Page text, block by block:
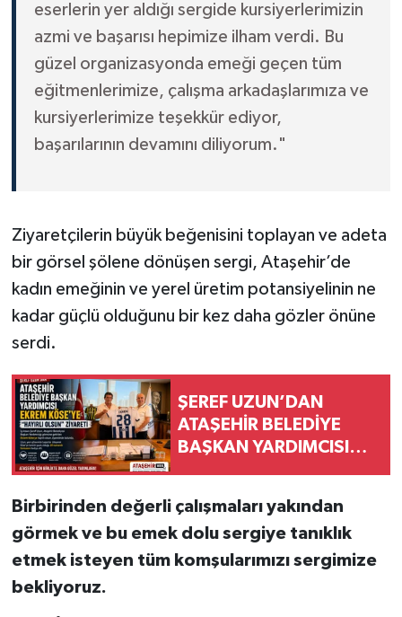
eserlerin yer aldığı sergide kursiyerlerimizin
azmi ve başarısı hepimize ilham verdi. Bu
güzel organizasyonda emeği geçen tüm
eğitmenlerimize, çalışma arkadaşlarımıza ve
kursiyerlerimize teşekkür ediyor,
başarılarının devamını diliyorum."
Ziyaretçilerin büyük beğenisini toplayan ve adeta
bir görsel şölene dönüşen sergi, Ataşehir’de
kadın emeğinin ve yerel üretim potansiyelinin ne
kadar güçlü olduğunu bir kez daha gözler önüne
serdi.
ŞEREF UZUN’DAN
ATAŞEHİR BELEDİYE
BAŞKAN YARDIMCISI
ZİYARETİ
Birbirinden değerli çalışmaları yakından
görmek ve bu emek dolu sergiye tanıklık
etmek isteyen tüm komşularımızı sergimize
bekliyoruz.